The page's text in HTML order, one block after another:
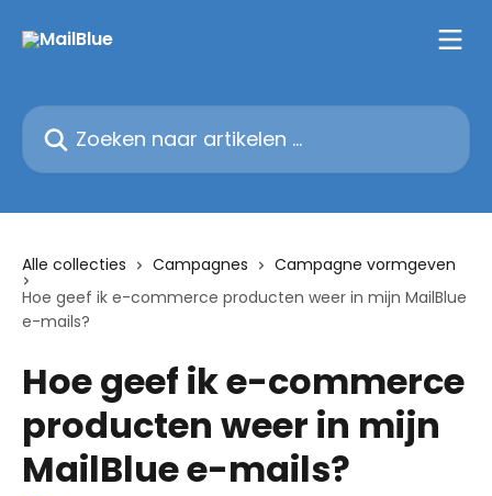
Zoeken naar artikelen ...
Alle collecties Campagnes
Campagne vormgeven
Hoe geef ik e-commerce producten weer in mijn MailBlue
e-mails?
Hoe geef ik e-commerce
producten weer in mijn
MailBlue e-mails?